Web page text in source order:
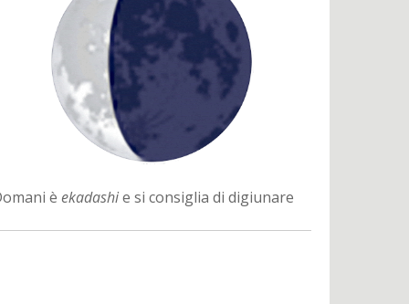
è ekadashie si consiglia di digiunare